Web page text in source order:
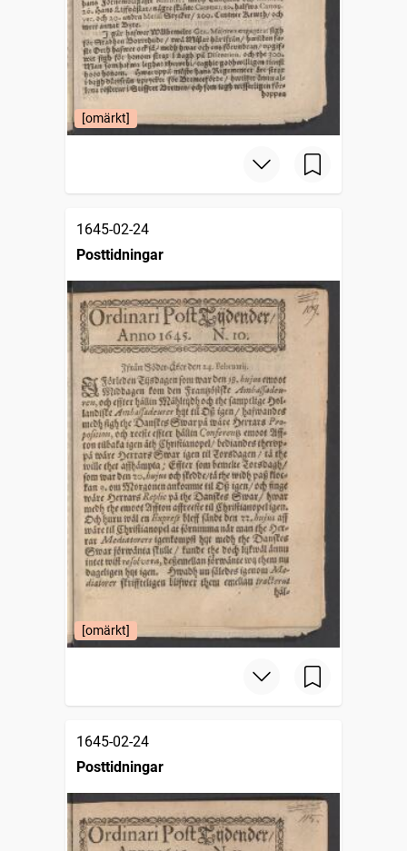
[omärkt]
1645-02-24
Posttidningar
[omärkt]
1645-02-24
Posttidningar